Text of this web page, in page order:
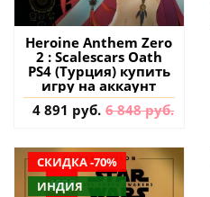
Heroine Anthem Zero
2 : Scalescars Oath
PS4 (Турция) купить
игру на аккаунт
4 891 руб. 6 848 руб.
СКИДКА -70%
ИНДИЯ